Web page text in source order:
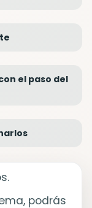
el paso del
podrás